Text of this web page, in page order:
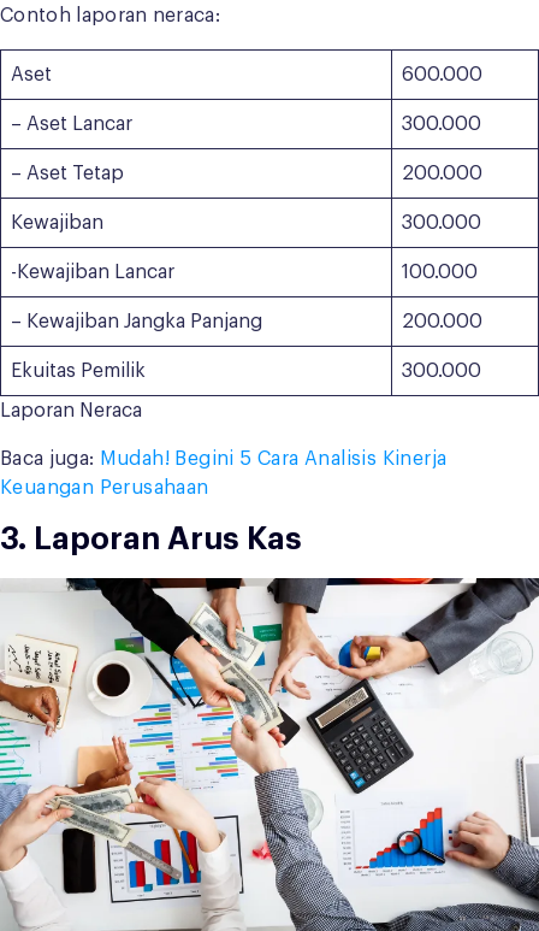
Contoh laporan neraca:
Aset 600.000
– Aset Lancar 300.000
– Aset Tetap 200.000
Kewajiban 300.000
-Kewajiban Lancar 100.000
– Kewajiban Jangka Panjang 200.000
Ekuitas Pemilik 300.000
Laporan Neraca
Baca juga: Mudah! Begini 5 Cara Analisis Kinerja
Keuangan Perusahaan
3. Laporan Arus Kas